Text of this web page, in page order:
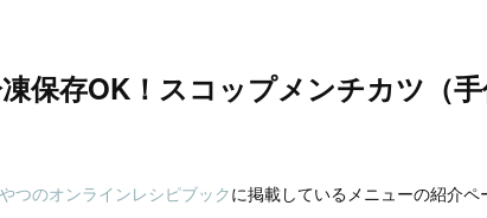
保存OK！スコップメンチカツ（
つのオンラインレシピブックに掲載しているメニューの紹介ペ